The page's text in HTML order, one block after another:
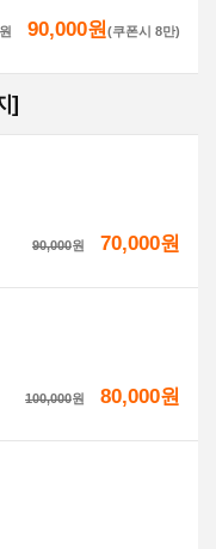
원 90,000원 (쿠폰시 8만)
]
90,000원 70,000원
100,000원 80,000원